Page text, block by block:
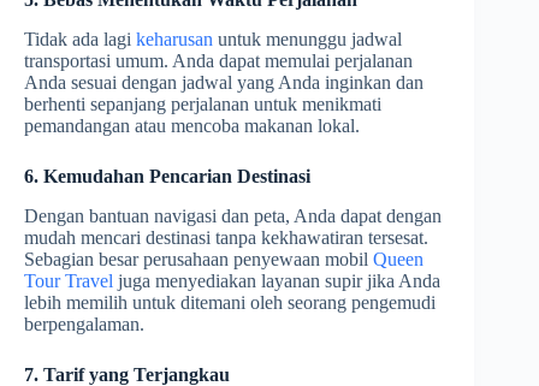
Tidak ada lagi keharusan untuk menunggu jadwal
transportasi umum. Anda dapat memulai perjalanan
Anda sesuai dengan jadwal yang Anda inginkan dan
berhenti sepanjang perjalanan untuk menikmati
pemandangan atau mencoba makanan lokal.
6. Kemudahan Pencarian Destinasi
Dengan bantuan navigasi dan peta, Anda dapat dengan
mudah mencari destinasi tanpa kekhawatiran tersesat.
Sebagian besar perusahaan penyewaan mobil Queen
Tour Travel juga menyediakan layanan supir jika Anda
lebih memilih untuk ditemani oleh seorang pengemudi
berpengalaman.
7. Tarif yang Terjangkau